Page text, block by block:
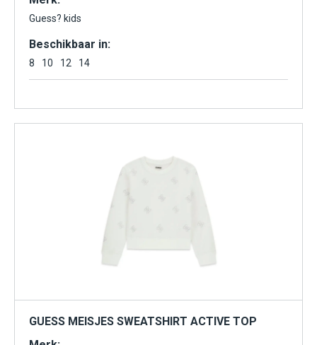
Guess? kids
Beschikbaar in:
8 10 12 14
GUESS MEISJES SWEATSHIRT ACTIVE TOP